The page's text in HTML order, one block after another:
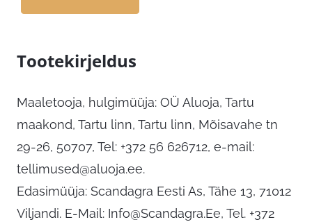
Tootekirjeldus
Maaletooja, hulgimüüja: OÜ Aluoja, Tartu
maakond, Tartu linn, Tartu linn, Mõisavahe tn
29-26, 50707, Tel: +372 56 626712, e-mail:
tellimused@aluoja.ee.
Edasimüüja: Scandagra Eesti As, Tähe 13, 71012
Viljandi. E-Mail: Info@Scandagra.Ee, Tel. +372